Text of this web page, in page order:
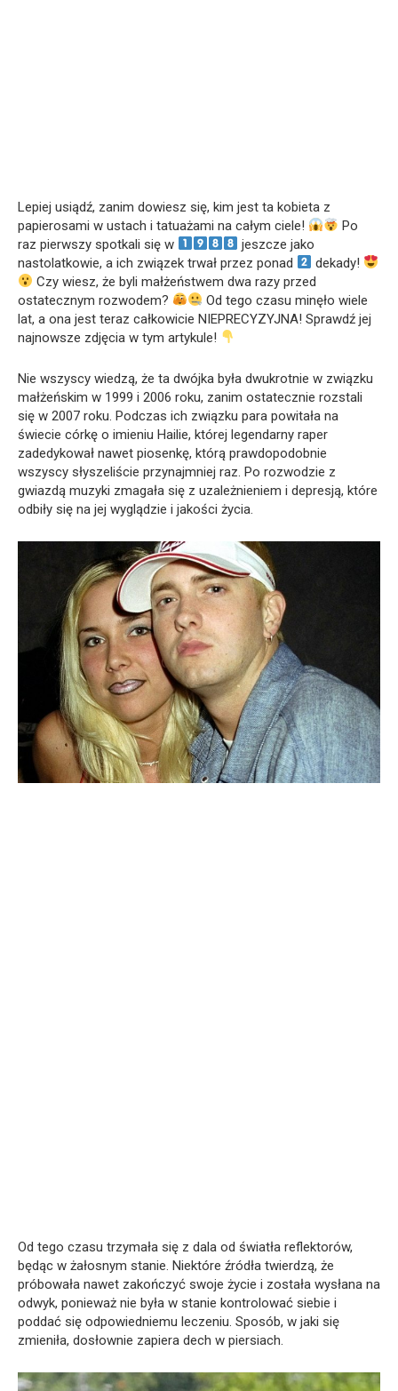
Lepiej usiądź, zanim dowiesz się, kim jest ta kobieta z
papierosami w ustach i tatuażami na całym ciele!
Po
raz pierwszy spotkali się w
jeszcze jako
nastolatkowie, a ich związek trwał przez ponad
dekady!
Czy wiesz, że byli małżeństwem dwa razy przed
ostatecznym rozwodem?
Od tego czasu minęło wiele
lat, a ona jest teraz całkowicie NIEPRECYZYJNA! Sprawdź jej
najnowsze zdjęcia w tym artykule!
Nie wszyscy wiedzą, że ta dwójka była dwukrotnie w związku
małżeńskim w 1999 i 2006 roku, zanim ostatecznie rozstali
się w 2007 roku. Podczas ich związku para powitała na
świecie córkę o imieniu Hailie, której legendarny raper
zadedykował nawet piosenkę, którą prawdopodobnie
wszyscy słyszeliście przynajmniej raz. Po rozwodzie z
gwiazdą muzyki zmagała się z uzależnieniem i depresją, które
odbiły się na jej wyglądzie i jakości życia.
Od tego czasu trzymała się z dala od światła reflektorów,
będąc w żałosnym stanie. Niektóre źródła twierdzą, że
próbowała nawet zakończyć swoje życie i została wysłana na
odwyk, ponieważ nie była w stanie kontrolować siebie i
poddać się odpowiedniemu leczeniu. Sposób, w jaki się
zmieniła, dosłownie zapiera dech w piersiach.